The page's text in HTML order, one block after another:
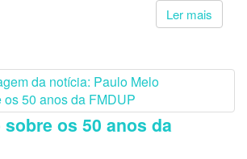
Ler mais
os 50 anos da